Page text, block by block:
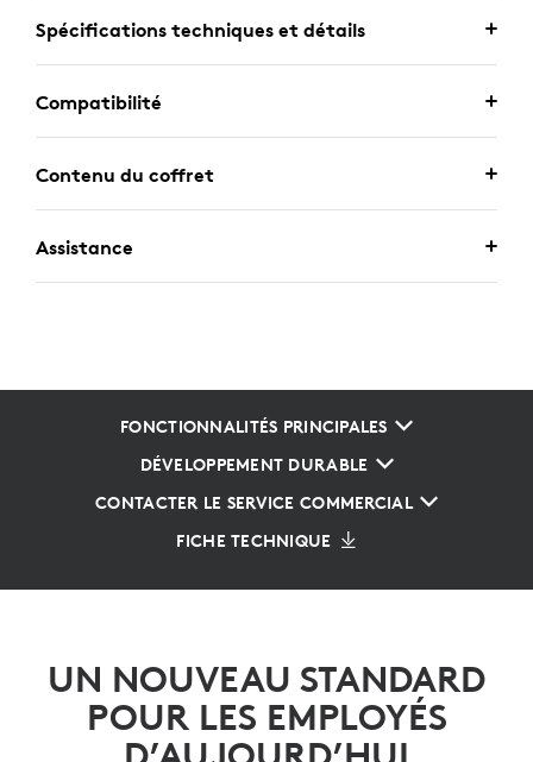
Spécifications techniques et détails
Compatibilité
Contenu du coffret
Assistance
FONCTIONNALITÉS PRINCIPALES
DÉVELOPPEMENT DURABLE
CONTACTER LE SERVICE COMMERCIAL
FICHE TECHNIQUE
UN NOUVEAU STANDARD
POUR LES EMPLOYÉS